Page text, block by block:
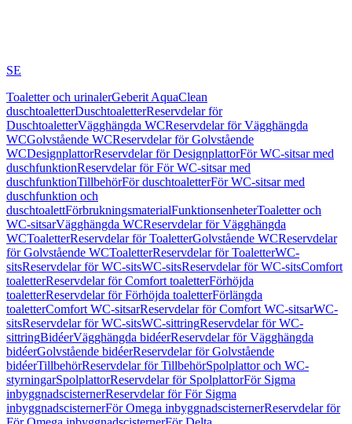
SE
Toaletter och urinalerGeberit AquaClean
duschtoaletterDuschtoaletterReservdelar för
DuschtoaletterVägghängda WCReservdelar för Vägghängda
WCGolvstående WCReservdelar för Golvstående
WCDesignplattorReservdelar för DesignplattorFör WC-sitsar med
duschfunktionReservdelar för För WC-sitsar med
duschfunktionTillbehörFör duschtoaletterFör WC-sitsar med
duschfunktion och
duschtoalettFörbrukningsmaterialFunktionsenheterToaletter och
WC-sitsarVägghängda WCReservdelar för Vägghängda
WCToaletterReservdelar för ToaletterGolvstående WCReservdelar
för Golvstående WCToaletterReservdelar för ToaletterWC-
sitsReservdelar för WC-sitsWC-sitsReservdelar för WC-sitsComfort
toaletterReservdelar för Comfort toaletterFörhöjda
toaletterReservdelar för Förhöjda toaletterFörlängda
toaletterComfort WC-sitsarReservdelar för Comfort WC-sitsarWC-
sitsReservdelar för WC-sitsWC-sittringReservdelar för WC-
sittringBidéerVägghängda bidéerReservdelar för Vägghängda
bidéerGolvstående bidéerReservdelar för Golvstående
bidéerTillbehörReservdelar för TillbehörSpolplattor och WC-
styrningarSpolplattorReservdelar för SpolplattorFör Sigma
inbyggnadscisternerReservdelar för För Sigma
inbyggnadscisternerFör Omega inbyggnadscisternerReservdelar för